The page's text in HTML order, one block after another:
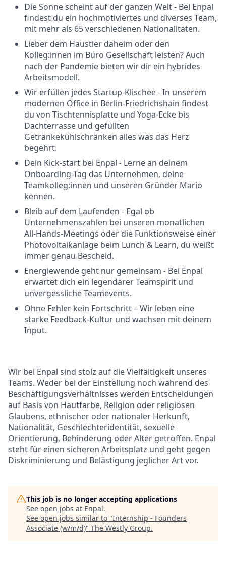
Die Sonne scheint auf der ganzen Welt - Bei Enpal
findest du ein hochmotiviertes und diverses Team,
mit mehr als 65 verschiedenen Nationalitäten.
Lieber dem Haustier daheim oder den
Kolleg:innen im Büro Gesellschaft leisten? Auch
nach der Pandemie bieten wir dir ein hybrides
Arbeitsmodell.
Wir erfüllen jedes Startup-Klischee - In unserem
modernen Office in Berlin-Friedrichshain findest
du von Tischtennisplatte und Yoga-Ecke bis
Dachterrasse und gefüllten
Getränkekühlschränken alles was das Herz
begehrt.
Dein Kick-start bei Enpal - Lerne an deinem
Onboarding-Tag das Unternehmen, deine
Teamkolleg:innen und unseren Gründer Mario
kennen.
Bleib auf dem Laufenden - Egal ob
Unternehmenszahlen bei unseren monatlichen
All-Hands-Meetings oder die Funktionsweise einer
Photovoltaikanlage beim Lunch & Learn, du weißt
immer genau Bescheid.
Energiewende geht nur gemeinsam - Bei Enpal
erwartet dich ein legendärer Teamspirit und
unvergessliche Teamevents.
Ohne Fehler kein Fortschritt – Wir leben eine
starke Feedback-Kultur und wachsen mit deinem
Input.
Wir bei Enpal sind stolz auf die Vielfältigkeit unseres
Teams. Weder bei der Einstellung noch während des
Beschäftigungsverhältnisses werden Entscheidungen
auf Basis von Hautfarbe, Religion oder religiösen
Glaubens, ethnischer oder nationaler Herkunft,
Nationalität, Geschlechteridentität, sexuelle
Orientierung, Behinderung oder Alter getroffen. Enpal
steht für einen sicheren Arbeitsplatz und geht gegen
Diskriminierung und Belästigung jeglicher Art vor.
This job is no longer accepting applications
See open jobs at Enpal.
See open jobs similar to "Internship - Founders
Associate (w/m/d)" The Westly Group.